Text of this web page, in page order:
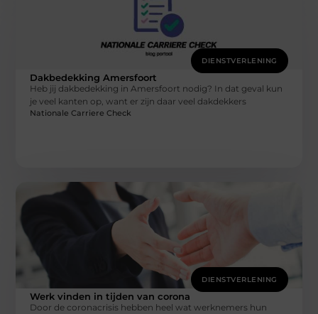
DIENSTVERLENING
Dakbedekking Amersfoort
Heb jij dakbedekking in Amersfoort nodig? In dat geval kun
je veel kanten op, want er zijn daar veel dakdekkers
Nationale Carriere Check
DIENSTVERLENING
Werk vinden in tijden van corona
Door de coronacrisis hebben heel wat werknemers hun